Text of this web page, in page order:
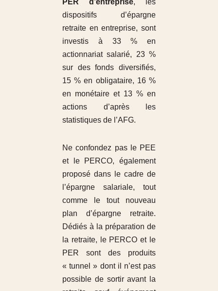
dispositifs d’épargne
retraite en entreprise, sont
investis à 33 % en
actionnariat salarié, 23 %
sur des fonds diversifiés,
15 % en obligataire, 16 %
en monétaire et 13 % en
actions d’après les
statistiques de l’AFG.
Ne confondez pas le PEE
et le PERCO, également
proposé dans le cadre de
l’épargne salariale, tout
comme le tout nouveau
plan d’épargne retraite.
Dédiés à la préparation de
la retraite, le PERCO et le
PER sont des produits
« tunnel » dont il n’est pas
possible de sortir avant la